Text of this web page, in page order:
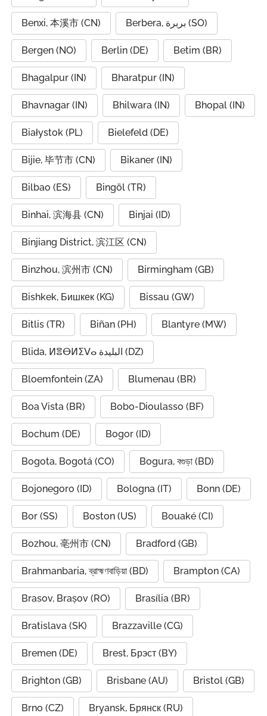
Benxi, 本溪市 (CN) Berbera, بربرة (SO)
Bergen (NO) Berlin (DE) Betim (BR)
Bhagalpur (IN) Bharatpur (IN)
Bhavnagar (IN) Bhilwara (IN) Bhopal (IN)
Białystok (PL) Bielefeld (DE)
Bijie, 毕节市 (CN) Bikaner (IN)
Bilbao (ES) Bingöl (TR)
Binhai, 滨海县 (CN) Binjai (ID)
Binjiang District, 滨江区 (CN)
Binzhou, 滨州市 (CN) Birmingham (GB)
Bishkek, Бишкек (KG) Bissau (GW)
Bitlis (TR) Biñan (PH) Blantyre (MW)
Blida, ⵍⴻⴱⵍⵉⴸⴰ البليدة (DZ)
Bloemfontein (ZA) Blumenau (BR)
Boa Vista (BR) Bobo-Dioulasso (BF)
Bochum (DE) Bogor (ID)
Bogota, Bogotá (CO) Bogura, বগুড়া (BD)
Bojonegoro (ID) Bologna (IT) Bonn (DE)
Bor (SS) Boston (US) Bouaké (CI)
Bozhou, 亳州市 (CN) Bradford (GB)
Brahmanbaria, ব্রাহ্মণবাড়িয়া (BD) Brampton (CA)
Brasov, Brașov (RO) Brasília (BR)
Bratislava (SK) Brazzaville (CG)
Bremen (DE) Brest, Брэст (BY)
Brighton (GB) Brisbane (AU) Bristol (GB)
Brno (CZ) Bryansk, Брянск (RU)